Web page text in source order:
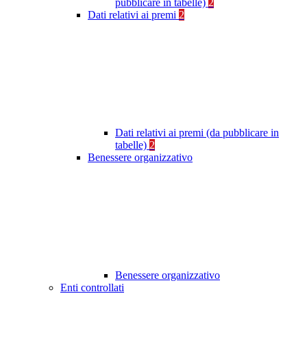
pubblicare in tabelle) 2
Dati relativi ai premi 2
Dati relativi ai premi (da pubblicare in
tabelle) 2
Benessere organizzativo
Benessere organizzativo
Enti controllati